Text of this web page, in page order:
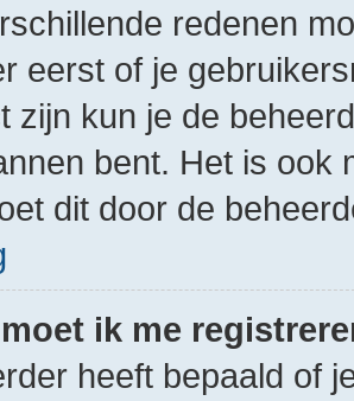
redenen
eerst of je
zijn kun je de
bent. Het is ook
dit door de
ik me
heeft bepaald of